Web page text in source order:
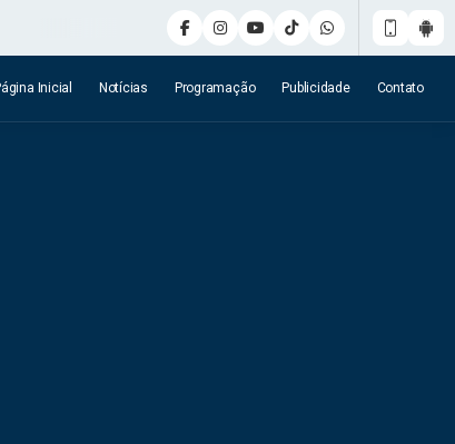
Inicial Notícias Programação Publicidade Contato